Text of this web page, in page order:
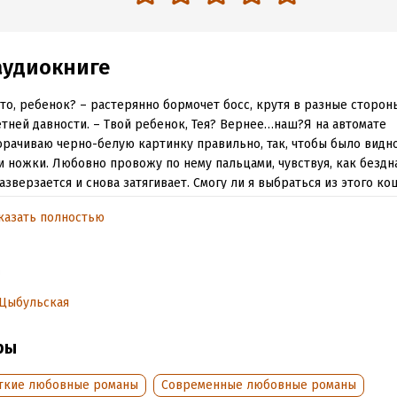
ребенок? – растерянно бормочет босс, крутя в разные
давности. – Твой ребенок, Тея? Вернее…наш?Я на автомате
черно-белую картинку правильно, так, чтобы было
ножки. Любовно провожу по нему пальцами, чувствуя, как
и снова затягивает. Смогу ли я выбраться из этого
меня. Чувствую, как воздух между нами тяжелеет, и нарастает
когда я очень нуждалась в нем. Когда мне остро были
в намерении снова сделать меня своей. И разобраться в
информация
полностью
любовные романы
Современные любовные романы